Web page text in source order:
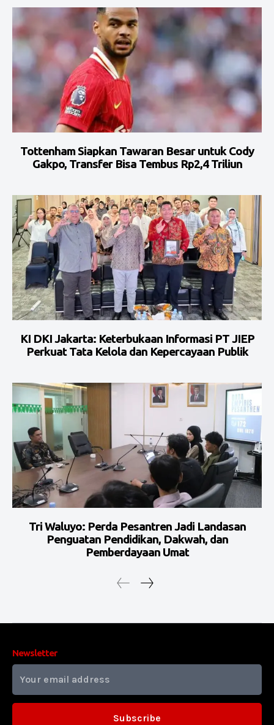
Tottenham Siapkan Tawaran Besar untuk Cody
Gakpo, Transfer Bisa Tembus Rp2,4 Triliun
KI DKI Jakarta: Keterbukaan Informasi PT JIEP
Perkuat Tata Kelola dan Kepercayaan Publik
Tri Waluyo: Perda Pesantren Jadi Landasan
Penguatan Pendidikan, Dakwah, dan
Pemberdayaan Umat
Newsletter
Subscribe